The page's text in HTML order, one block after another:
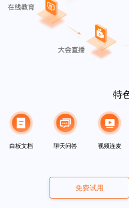
特
白板文档 聊天问答 视频连麦
免费试用